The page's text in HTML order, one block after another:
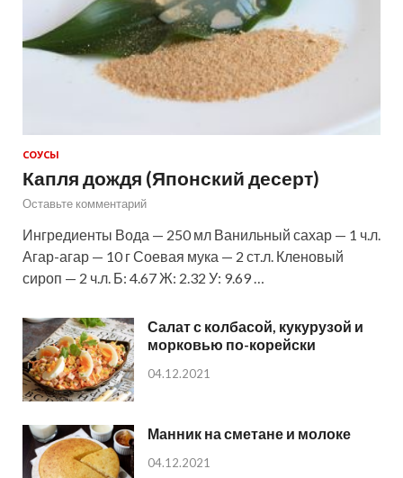
СОУСЫ
Капля дождя (Японский десерт)
Оставьте комментарий
Ингредиенты Вода — 250 мл Ванильный сахар — 1 ч.л.
Агар-агар — 10 г Соевая мука — 2 ст.л. Кленовый
сироп — 2 ч.л. Б: 4.67 Ж: 2.32 У: 9.69 …
Салат с колбасой, кукурузой и
морковью по-корейски
04.12.2021
Манник на сметане и молоке
04.12.2021